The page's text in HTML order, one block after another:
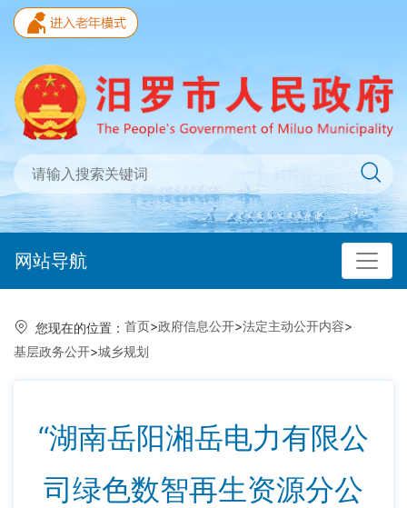
网站导航
您现在的位置： 首页>政府信息公开>法定主动公开内容>
基层政务公开>城乡规划
“湖南岳阳湘岳电力有限公
司绿色数智再生资源分公